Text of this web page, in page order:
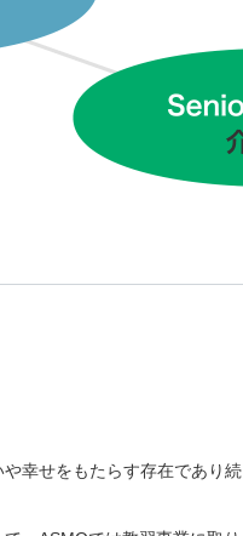
幸せをもたらす存在であり続